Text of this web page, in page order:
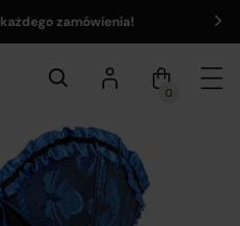
zamówienia!
0